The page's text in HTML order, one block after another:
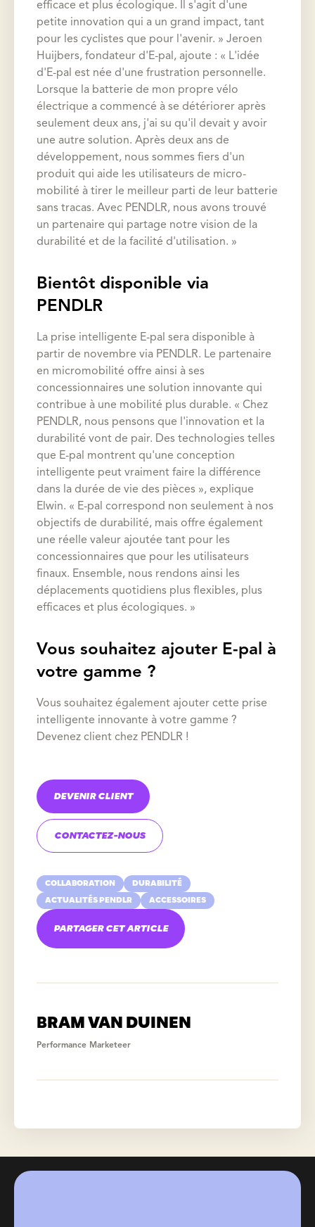
efficace et plus écologique. Il s'agit d'une
petite innovation qui a un grand impact, tant
pour les cyclistes que pour l'avenir. » Jeroen
Huijbers, fondateur d'E-pal, ajoute : « L'idée
d'E-pal est née d'une frustration personnelle.
Lorsque la batterie de mon propre vélo
électrique a commencé à se détériorer après
seulement deux ans, j'ai su qu'il devait y avoir
une autre solution. Après deux ans de
développement, nous sommes fiers d'un
produit qui aide les utilisateurs de micro-
mobilité à tirer le meilleur parti de leur batterie
sans tracas. Avec PENDLR, nous avons trouvé
un partenaire qui partage notre vision de la
durabilité et de la facilité d'utilisation. »
Bientôt disponible via
PENDLR
La prise intelligente E-pal sera disponible à
partir de novembre via PENDLR. Le partenaire
en micromobilité offre ainsi à ses
concessionnaires une solution innovante qui
contribue à une mobilité plus durable. « Chez
PENDLR, nous pensons que l'innovation et la
durabilité vont de pair. Des technologies telles
que E-pal montrent qu'une conception
intelligente peut vraiment faire la différence
dans la durée de vie des pièces », explique
Elwin. « E-pal correspond non seulement à nos
objectifs de durabilité, mais offre également
une réelle valeur ajoutée tant pour les
concessionnaires que pour les utilisateurs
finaux. Ensemble, nous rendons ainsi les
déplacements quotidiens plus flexibles, plus
efficaces et plus écologiques. »
Vous souhaitez ajouter E-pal à
votre gamme ?
Vous souhaitez également ajouter cette prise
intelligente innovante à votre gamme ?
Devenez client chez PENDLR !
DEVENIR CLIENT
CONTACTEZ-NOUS
COLLABORATION
DURABILITÉ
ACTUALITÉS PENDLR
ACCESSOIRES
PARTAGER CET ARTICLE
BRAM VAN DUINEN
Performance Marketeer